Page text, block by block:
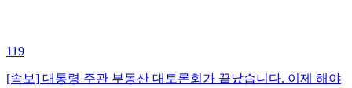
119
[속보] 대통령 주관 부동산 대토론회가 끝났습니다. 이제 해야